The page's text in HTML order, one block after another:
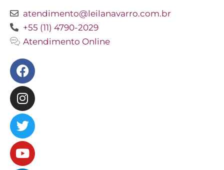
atendimento@leilanavarro.com.br
+55 (11) 4790-2029
Atendimento Online
Facebook
Instagram
Twitter
Youtube
Linkedin
Slideshare